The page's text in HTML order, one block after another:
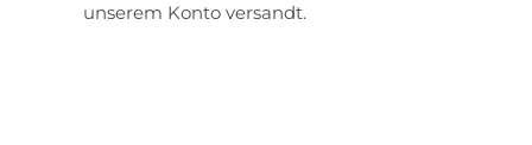
unserem Konto versandt.